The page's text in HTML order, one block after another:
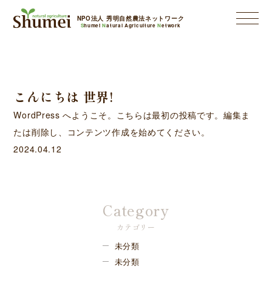
NPO法人 秀明自然農法ネットワーク
ShumeiNatural AgricultureNetwork
こんにちは 世界!
WordPress へようこそ。こちらは最初の投稿です。編集ま
たは削除し、コンテンツ作成を始めてください。
2024.04.12
Category
カテゴリー
未分類
未分類